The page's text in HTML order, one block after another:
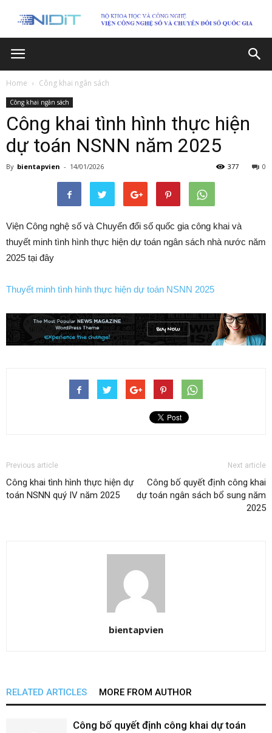
Home Công khai ngân sách
Công khai ngân sách
Công khai tình hình thực hiện
dự toán NSNN năm 2025
By bientapvien - 14/01/2026 0
377
Viện Công nghệ số và Chuyển đổi số quốc gia công khai và
thuyết minh tình hình thực hiện dự toán ngân sách nhà nước năm
2025 tại đây
Thuyết minh tình hình thực hiện dự toán NSNN 2025
Previous article
Công khai tình hình thực hiện dự
toán NSNN quý IV năm 2025
Next article
Công bố quyết định công khai
dự toán ngân sách bổ sung năm
2025
bientapvien
RELATED ARTICLES MORE FROM AUTHOR
Công bố quyết định công khai dự toán